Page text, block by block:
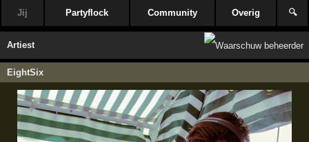
Jij Partyflock Community Overig 🔍
Artiest
EightSix